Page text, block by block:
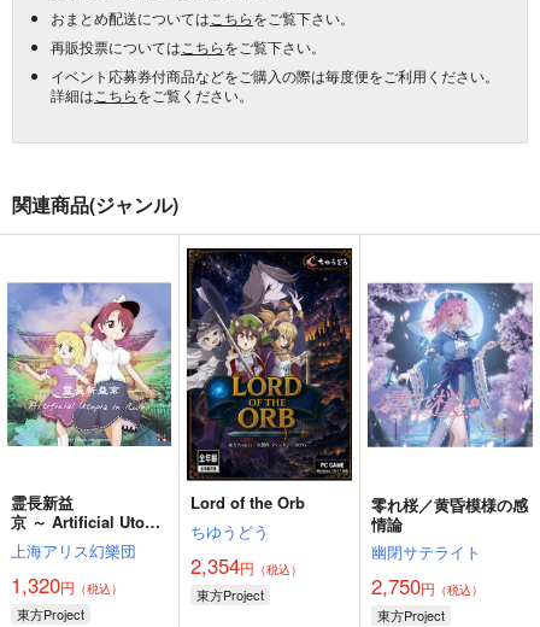
おまとめ配送については こちらをご覧下さい。
再販投票については こちらをご覧下さい。
イベント応募券付商品などをご購入の際は毎度便をご利用ください。
詳細は こちらをご覧ください。
関連商品(ジャンル)
霊長新益
京 ～ Artificial Utopia
in Ruins.
上海アリス幻樂団
1,320円 （税込）
東方Project
Lord of the Orb
ちゆうどう
2,354円 （税込）
東方Project
零れ桜／黄昏模様の感
情論
幽閉サテライト
2,750円 （税込）
東方Project